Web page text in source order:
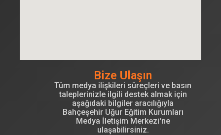
Bize Ulaşın
Tüm medya ilişkileri süreçleri ve basın
taleplerinizle ilgili destek almak için
aşağıdaki bilgiler aracılığıyla
Bahçeşehir Uğur Eğitim Kurumları
Medya İletişim Merkezi'ne
ulaşabilirsiniz.